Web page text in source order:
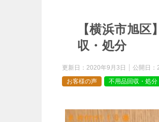
【横浜市旭
収・処分
更新日： 2020年9月3日 公開日：
お客様の声
不用品回収・処分